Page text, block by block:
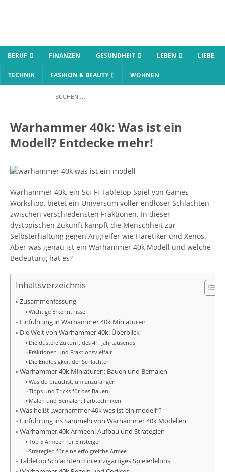
BERUF FINANZEN GESUNDHEIT LEBEN LIEBE
TECHNIK FASHION & BEAUTY WOHNEN
Warhammer 40k: Was ist ein
Modell? Entdecke mehr!
Warhammer 40k, ein Sci-Fi Tabletop Spiel von Games
Workshop, bietet ein Universum voller endloser Schlachten
zwischen verschiedensten Fraktionen. In dieser
dystopischen Zukunft kämpft die Menschheit zur
Selbsterhaltung gegen Angreifer wie Häretiker und Xenos.
Aber was genau ist ein Warhammer 40k Modell und welche
Bedeutung hat es?
Inhaltsverzeichnis
Zusammenfassung
Wichtige Erkenntnisse
Einführung in Warhammer 40k Miniaturen
Die Welt von Warhammer 40k: Überblick
Die düstere Zukunft des 41. Jahrtausends
Fraktionen und Fraktionsvielfalt
Die Endlosigkeit der Schlachten
Warhammer 40k Miniaturen: Bauen und Bemalen
Was du brauchst, um anzufangen
Tipps und Tricks für das Bauen
Malen und Bemalen: Farbtechniken
Was heißt „warhammer 40k was ist ein modell”?
Einführung ins Sammeln von Warhammer 40k Modellen
Warhammer 40k Armeen: Aufbau und Strategien
Top 5 Armeen für Einsteiger
Strategien für eine erfolgreiche Armee
Tabletop Schlachten: Ein einzigartiges Spielerlebnis